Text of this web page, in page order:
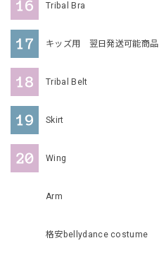
Tribal Bra
キッズ用 翌日発送可能商品
Tribal Belt
Skirt
Wing
Arm
格安bellydance costume